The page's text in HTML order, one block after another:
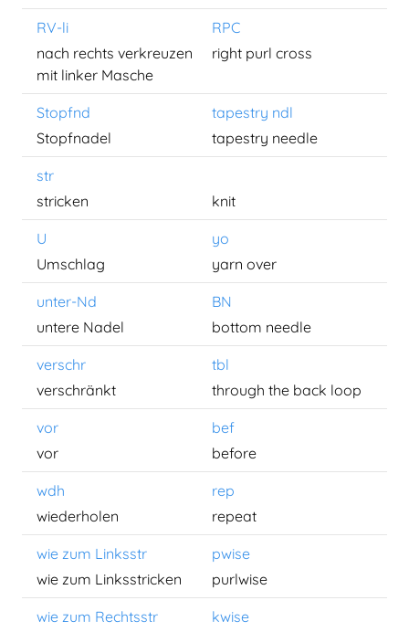
RV-li
RPC
nach rechts verkreuzen
mit linker Masche
right purl cross
Stopfnd
tapestry ndl
Stopfnadel
tapestry needle
str
stricken
knit
U
yo
Umschlag
yarn over
unter-Nd
BN
untere Nadel
bottom needle
verschr
tbl
verschränkt
through the back loop
vor
bef
vor
before
wdh
rep
wiederholen
repeat
wie zum Linksstr
pwise
wie zum Linksstricken
purlwise
wie zum Rechtsstr
kwise